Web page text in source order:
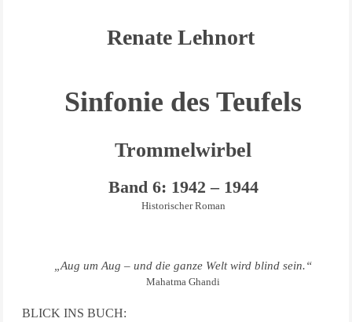
Renate Lehnort
Sinfonie des Teufels
Trommelwirbel
Band 6: 1942 – 1944
Historischer Roman
„Aug um Aug – und die ganze Welt wird blind sein.“
Mahatma Ghandi
BLICK INS BUCH: